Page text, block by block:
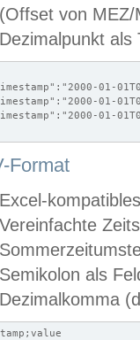
(Offset von MEZ/
Dezimalpunkt als
01-
01-
01-
Format
Excel-
Vereinfachte
Semikolon als
Dezimalkomma